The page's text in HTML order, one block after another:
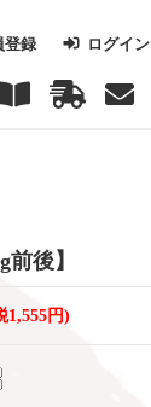
登録 ログイン
後】
1,555円)